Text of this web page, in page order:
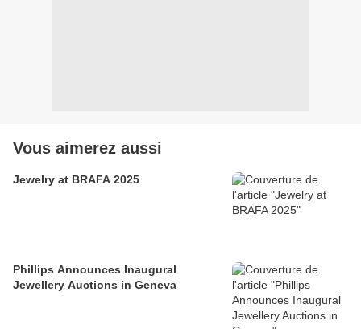
Vous aimerez aussi
Jewelry at BRAFA 2025
Phillips Announces Inaugural
Jewellery Auctions in Geneva